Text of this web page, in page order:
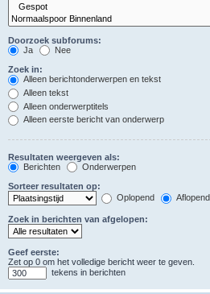
Doorzoek subforums:
Ja
Nee
Zoek in:
Alleen berichtonderwerpen en tekst
Alleen tekst
Alleen onderwerptitels
Alleen eerste bericht van onderwerp
Resultaten weergeven als:
Berichten
Onderwerpen
Sorteer resultaten op:
Oplopend
Aflopend
Zoek in berichten van afgelopen:
Geef eerste:
Zet op 0 om het volledige bericht weer te geven.
tekens in berichten